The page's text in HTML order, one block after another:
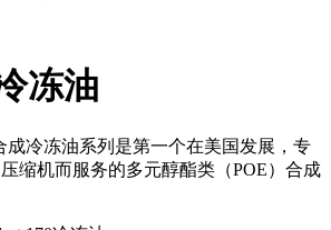
冻油
成冷冻油系列是第一个在美国发展，专
缩机而服务的多元醇酯类（POE）合成